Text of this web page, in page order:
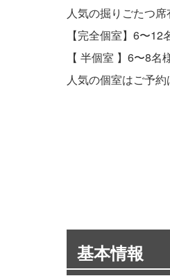
人気の掘りごたつ
【完全個室】6〜
【 半個室 】6〜8名
人気の個室はご予
基本情報